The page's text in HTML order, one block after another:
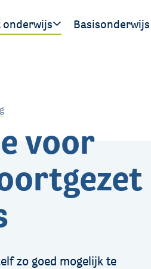
onderwijs Basisonderwijs
voor
zo goed mogelijk te